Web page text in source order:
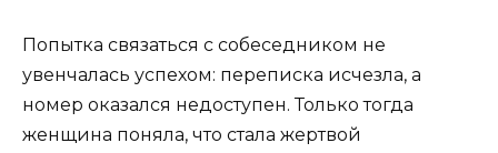
Попытка связаться с собеседником не
увенчалась успехом: переписка исчезла, а
номер оказался недоступен. Только тогда
женщина поняла, что стала жертвой